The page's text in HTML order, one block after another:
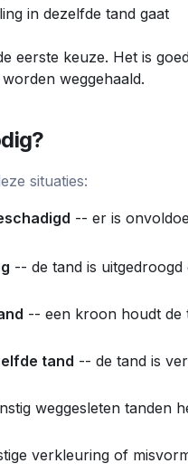
in dezelfde tand gaat
eerste keuze. Het is
weggehaald.
situaties:
-- er is
-- de tand is
-- een kroon houdt de
tand -- de tand is
weggesleten tanden
verkleuring of